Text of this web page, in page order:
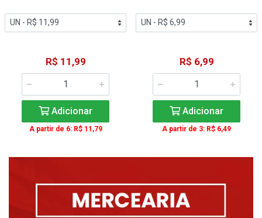
R$ 11,99
Adicionar
A partir de 6: R$ 11,79
R$ 6,99
Adicionar
A partir de 3: R$ 6,49